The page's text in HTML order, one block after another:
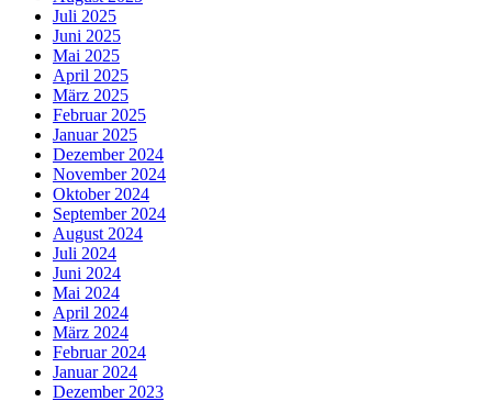
Juli 2025
Juni 2025
Mai 2025
April 2025
März 2025
Februar 2025
Januar 2025
Dezember 2024
November 2024
Oktober 2024
September 2024
August 2024
Juli 2024
Juni 2024
Mai 2024
April 2024
März 2024
Februar 2024
Januar 2024
Dezember 2023